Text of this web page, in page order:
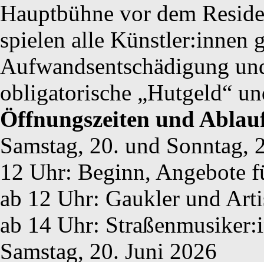
Hauptbühne vor dem
spielen alle Künstler:innen
Aufwandsentschädigung
obligatorische „Hutgeld“
Öffnungszeiten und
Samstag, 20. und Sonntag,
12 Uhr: Beginn, Angebote
ab 12 Uhr: Gaukler und
ab 14 Uhr:
Samstag, 20. Juni 2026